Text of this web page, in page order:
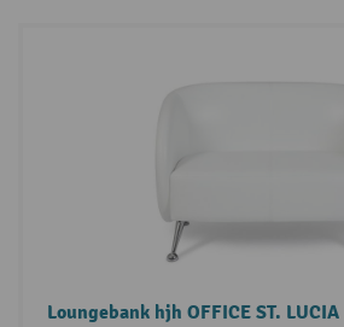
Loungebank hjh OFFICE ST. LUCIA